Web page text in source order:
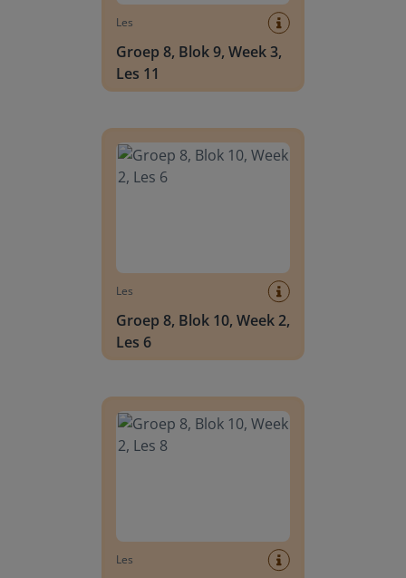
Les
Groep 8, Blok 9, Week 3,
Les 11
Les
Groep 8, Blok 10, Week 2,
Les 6
Les